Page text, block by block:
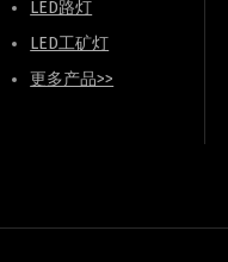
LED路灯
LED工矿灯
更多产品>>